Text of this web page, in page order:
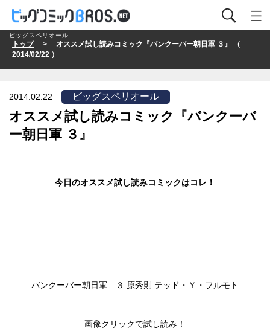
トップ> オススメ試し読みコミック『バンクーバー朝日軍 ３』 （
2014/02/22 ）
ビッグスペリオール
2014.02.22
オススメ試し読みコミック『バンクーバ
ー朝日軍 ３』
ビッグスペリオール
今日のオススメ試し読みコミックはコレ！
バンクーバー朝日軍 ３ 原秀則 テッド・Ｙ・フルモト
画像クリックで試し読み！